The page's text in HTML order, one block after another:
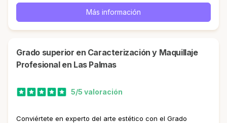
Más información
Grado superior en Caracterización y Maquillaje
Profesional en Las Palmas
5/5 valoración
Conviértete en experto del arte estético con el Grado